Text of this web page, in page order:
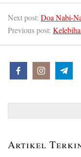
Next post: Doa Nabi-
Previous post:
Artikel